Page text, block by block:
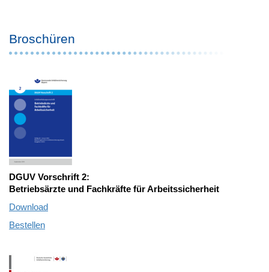
Broschüren
DGUV Vorschrift 2:
Betriebsärzte und Fachkräfte für Arbeitssicherheit
Download
Bestellen